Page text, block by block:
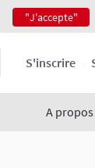
"J'accepte"
S'inscrire
A propos